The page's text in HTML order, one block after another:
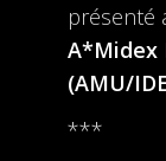
présenté
A*Midex
(AMU/
***